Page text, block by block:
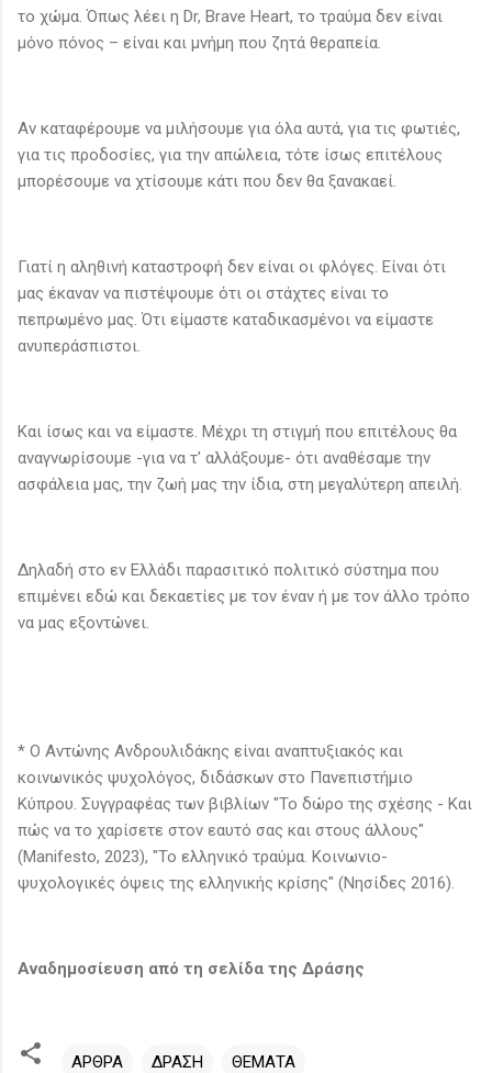
το χώμα. Όπως λέει η Dr, Brave Heart, το τραύμα δεν είναι
μόνο πόνος – είναι και μνήμη που ζητά θεραπεία.
Αν καταφέρουμε να μιλήσουμε για όλα αυτά, για τις φωτιές,
για τις προδοσίες, για την απώλεια, τότε ίσως επιτέλους
μπορέσουμε να χτίσουμε κάτι που δεν θα ξανακαεί.
Γιατί η αληθινή καταστροφή δεν είναι οι φλόγες. Είναι ότι
μας έκαναν να πιστέψουμε ότι οι στάχτες είναι το
πεπρωμένο μας. Ότι είμαστε καταδικασμένοι να είμαστε
ανυπεράσπιστοι.
Και ίσως και να είμαστε. Μέχρι τη στιγμή που επιτέλους θα
αναγνωρίσουμε -για να τ' αλλάξουμε- ότι αναθέσαμε την
ασφάλεια μας, την ζωή μας την ίδια, στη μεγαλύτερη απειλή.
Δηλαδή στο εν Ελλάδι παρασιτικό πολιτικό σύστημα που
επιμένει εδώ και δεκαετίες με τον έναν ή με τον άλλο τρόπο
να μας εξοντώνει.
* Ο Αντώνης Ανδρουλιδάκης είναι αναπτυξιακός και
κοινωνικός ψυχολόγος, διδάσκων στο Πανεπιστήμιο
Κύπρου. Συγγραφέας των βιβλίων "Το δώρο της σχέσης - Kαι
πώς να το χαρίσετε στον εαυτό σας και στους άλλους"
(Manifesto, 2023), "Το ελληνικό τραύμα. Κοινωνιο-
ψυχολογικές όψεις της ελληνικής κρίσης" (Νησίδες 2016).
Αναδημοσίευση από τη σελίδα της Δράσης
ΑΡΘΡΑ ΔΡΑΣΗ ΘΕΜΑΤΑ